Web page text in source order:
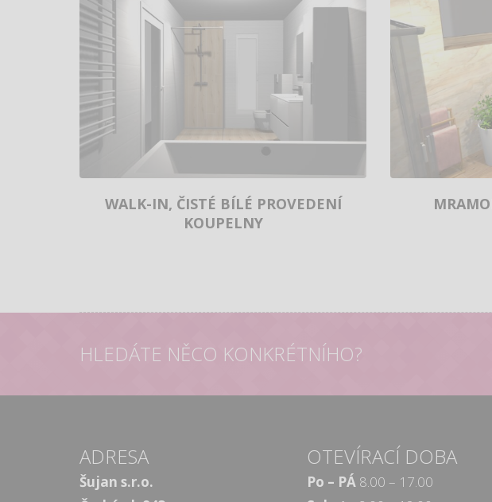
WALK-IN, ČISTÉ BÍLÉ PROVEDENÍ
KOUPELNY
HLEDÁTE NĚCO KONKRÉTNÍHO?
ADRESA
Šujan s.r.o.
OTEVÍRACÍ DOBA
Po – PÁ 8.00 – 17.00